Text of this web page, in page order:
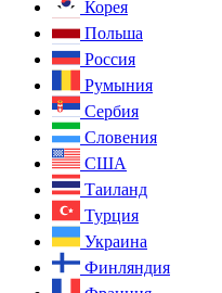
Корея
Польша
Россия
Румыния
Сербия
Словения
США
Таиланд
Турция
Украина
Финляндия